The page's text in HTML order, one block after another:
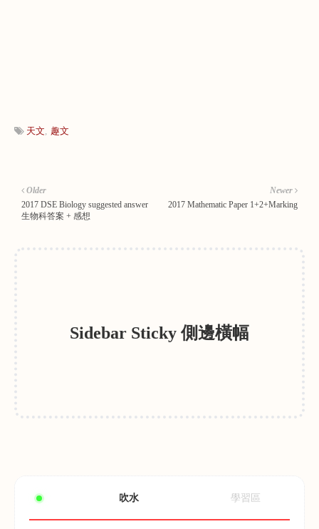
天文 趣文
Newer
2017 Mathematic Paper 1+2+Marking
Older
2017 DSE Biology suggested answer
生物科答案 + 感想
Sidebar Sticky 側邊橫幅
吹水 學習區